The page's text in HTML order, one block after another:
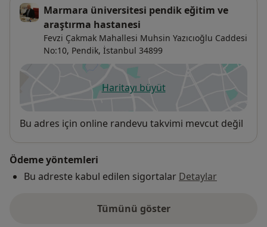
Marmara üniversitesi pendik eğitim ve
araştırma hastanesi
Fevzi Çakmak Mahallesi Muhsin Yazıcıoğlu Caddesi
No:10, Pendik, İstanbul 34899
Haritayı büyütyeni bir sekmede açılır
Uygunluk
Bu adres için online randevu takvimi mevcut değil
Ödeme yöntemleri
Bu adreste kabul edilen sigortalar Detaylar
Tümünü göster
adres hakkında